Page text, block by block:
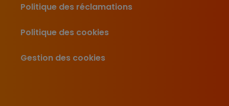
Politique des réclamations
Politique des cookies
Gestion des cookies